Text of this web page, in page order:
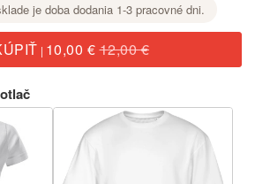
je doba dodania 1-3 pracovné dni.
| 10,00 €12,00 €